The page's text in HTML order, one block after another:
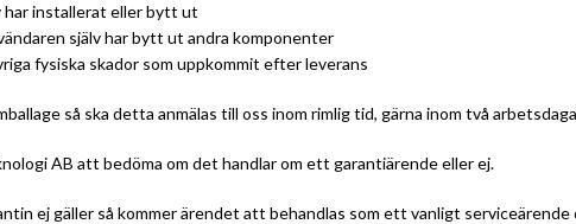
har installerat eller bytt ut
själv har bytt ut andra komponenter
fysiska skador som uppkommit efter leverans
så ska detta anmälas till oss inom rimlig tid, gärna inom två
AB att bedöma om det handlar om ett garantiärende eller ej.
ej gäller så kommer ärendet att behandlas som ett vanligt